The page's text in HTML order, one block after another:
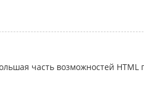
часть возможностей